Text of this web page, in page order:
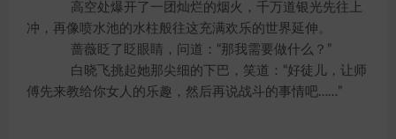
高空处爆开了一团灿烂的烟火，千万道银光先往上
冲，再像喷水池的水柱般往这充满欢乐的世界延伸。
蔷薇眨了眨眼睛，问道：“那我需要做什么？”
白晓飞挑起她那尖细的下巴，笑道：“好徒儿，让师
傅先来教给你女人的乐趣，然后再说战斗的事情吧……”